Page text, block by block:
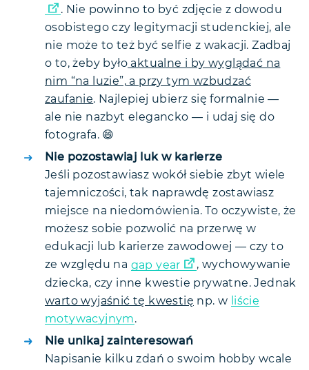
. Nie powinno to być zdjęcie z dowodu
osobistego czy legitymacji studenckiej, ale
nie może to też być selfie z wakacji. Zadbaj
o to, żeby było aktualne i by wyglądać na
nim “na luzie”, a przy tym wzbudzać
zaufanie. Najlepiej ubierz się formalnie —
ale nie nazbyt elegancko — i udaj się do
fotografa. 😄
Nie pozostawiaj luk w karierze
Jeśli pozostawiasz wokół siebie zbyt wiele
tajemniczości, tak naprawdę zostawiasz
miejsce na niedomówienia. To oczywiste, że
możesz sobie pozwolić na przerwę w
edukacji lub karierze zawodowej — czy to
ze względu na gap year
, wychowywanie
dziecka, czy inne kwestie prywatne. Jednak
warto wyjaśnić tę kwestię np. w
liście
motywacyjnym.
Nie unikaj zainteresowań
Napisanie kilku zdań o swoim hobby wcale